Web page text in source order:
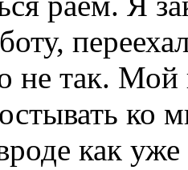
не так. Мой
ко
как